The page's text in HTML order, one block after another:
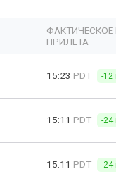
ФАКТИЧЕСКОЕ
ПРИЛЕТА
15:23 PDT -12
15:11 PDT -24
15:11 PDT -24